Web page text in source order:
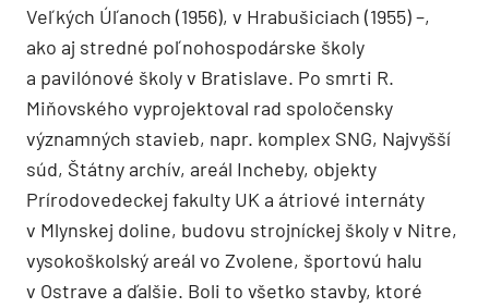
Veľkých Úľanoch (1956), v Hrabušiciach (1955) –,
ako aj stredné poľnohospodárske školy
a pavilónové školy v Bratislave. Po smrti R.
Miňovského vyprojektoval rad spoločensky
významných stavieb, napr. komplex SNG, Najvyšší
súd, Štátny archív, areál Incheby, objekty
Prírodovedeckej fakulty UK a átriové internáty
v Mlynskej doline, budovu strojníckej školy v Nitre,
vysokoškolský areál vo Zvolene, športovú halu
v Ostrave a ďalšie. Boli to všetko stavby, ktoré